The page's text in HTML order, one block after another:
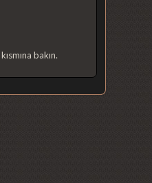
kısmına bakın.